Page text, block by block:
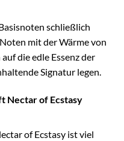
schließlich
mit der Wärme von
die edle Essenz der
Signatur legen.
Nectar of Ecstasy
of Ecstasy ist viel